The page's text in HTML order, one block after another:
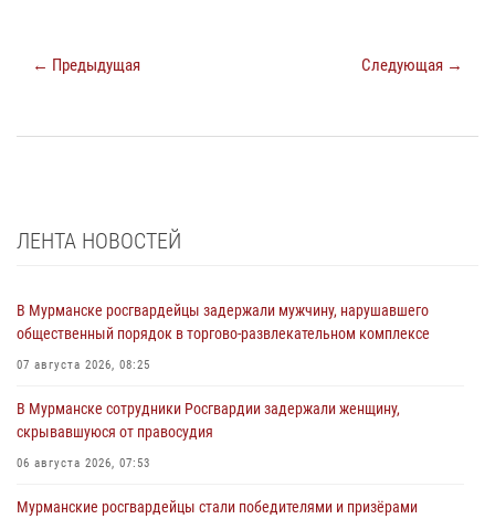
← Предыдущая Следующая →
ЛЕНТА НОВОСТЕЙ
В Мурманске росгвардейцы задержали мужчину, нарушавшего
общественный порядок в торгово-развлекательном комплексе
07 августа 2026, 08:25
В Мурманске сотрудники Росгвардии задержали женщину,
скрывавшуюся от правосудия
06 августа 2026, 07:53
Мурманские росгвардейцы стали победителями и призёрами